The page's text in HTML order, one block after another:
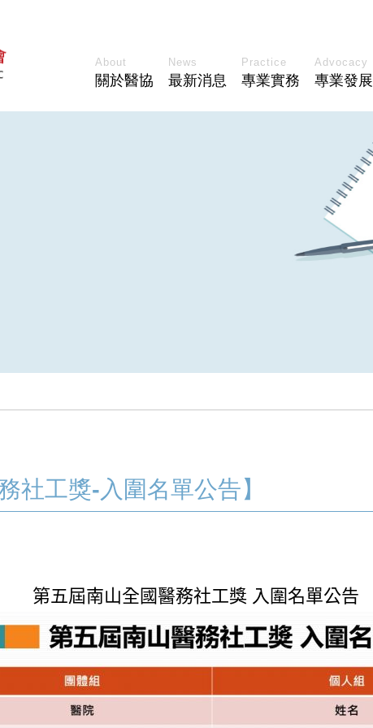
About
關於醫協
News
最新消息
Practice
專業實務
Advocacy
專業發展
社工獎-入圍名單公告】
第五屆南山全國醫務社工獎 入圍名單公告